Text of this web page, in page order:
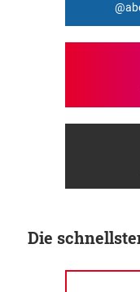
Die